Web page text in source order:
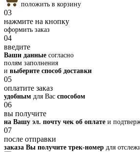
положить в корзину
03
нажмите на кнопку
оформить заказ
04
введите
Ваши данные согласно
полям заполнения
и выберите способ доставки
05
оплатите заказ
удобным для Вас способом
06
вы получите
на Вашу эл. почту чек об оплате и
07
после отправки
заказа Вы получите трек-номер для